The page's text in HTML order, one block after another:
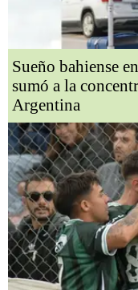
Sueño bahiense
sumó a la
Argentina